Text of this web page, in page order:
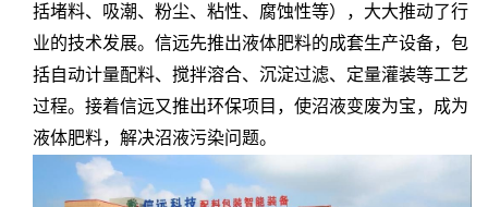
括堵料、吸潮、粉尘、粘性、腐蚀性等），大大推动了行
业的技术发展。信远先推出液体肥料的成套生产设备，包
括自动计量配料、搅拌溶合、沉淀过滤、定量灌装等工艺
过程。接着信远又推出环保项目，使沼液变废为宝，成为
液体肥料，解决沼液污染问题。